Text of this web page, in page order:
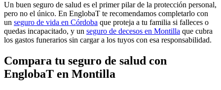
Un buen seguro de salud es el primer pilar de la protección personal,
pero no el único. En EnglobaT te recomendamos completarlo con
un seguro de vida en Córdoba que proteja a tu familia si falleces o
quedas incapacitado, y un seguro de decesos en Montilla que cubra
los gastos funerarios sin cargar a los tuyos con esa responsabilidad.
Compara tu seguro de salud con
EnglobaT en Montilla